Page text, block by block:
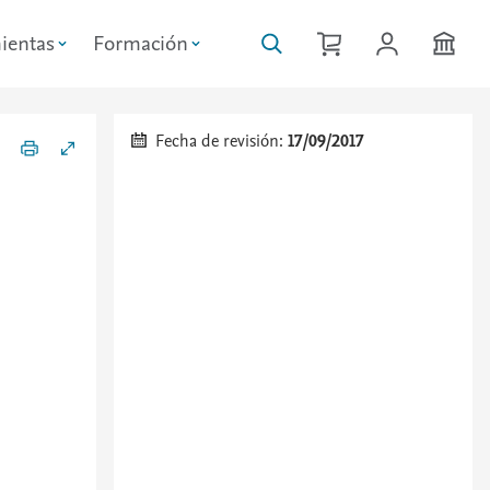
Formación
Fecha de revisión:17/09/2017